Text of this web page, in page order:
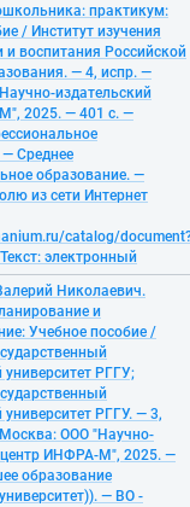
практикум:
/ Институт изучения
и воспитания Российской
— 4, испр. —
издательский
2025. — 401 с. —
Среднее
образование. —
из сети Интернет
catalog/
электронный
Николаевич.
и
Учебное пособие /
РГГУ;
РГГУ. — 3,
ООО "Научно-
центр ИНФРА-М", 2025. —
образование
— ВО -